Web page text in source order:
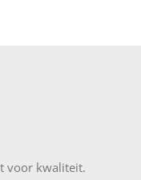
voor kwaliteit.